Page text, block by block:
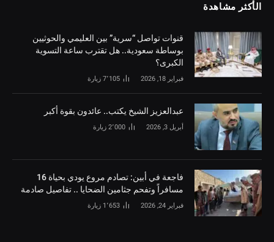
الأكثر مشاهدة
قنوات تواصل “سرية” بين العليمي والحوثيين
بوساطة سعودية.. هل تقترب ساعة التسوية
الكبرى؟
فبراير 18, 2026 7٬105 زيارة
‏عبدالعزيز الشيخ يكتب.. عائدون بقوة أكبر
أبريل 3, 2026 2٬000 زيارة
فاجعة في أبين: تصادم مروع يودي بحياة 16
مسافراً وتفحم جثامين الضحايا .. تفاصيل صادمة
فبراير 24, 2026 1٬653 زيارة